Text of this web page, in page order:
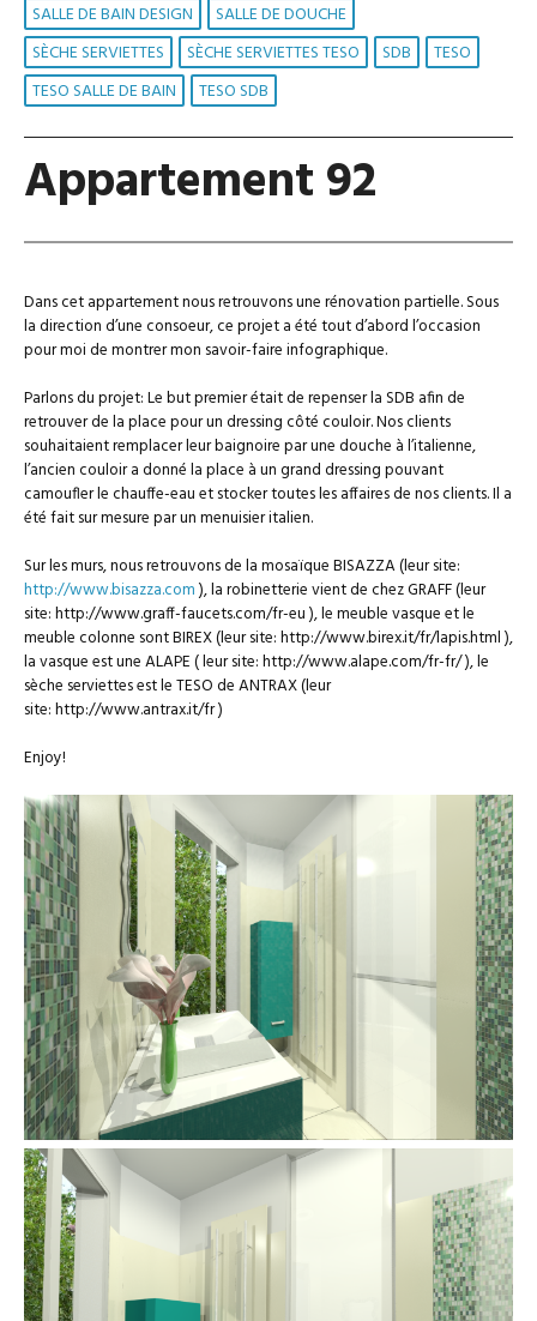
SALLE DE BAIN DESIGN
SALLE DE DOUCHE
SÈCHE SERVIETTES
SÈCHE SERVIETTES TESO SDB
TESO
TESO SALLE DE BAIN
TESO SDB
Appartement 92
Dans cet appartement nous retrouvons une rénovation partielle. Sous
la direction d’une consoeur, ce projet a été tout d’abord l’occasion
pour moi de montrer mon savoir-faire infographique.
Parlons du projet: Le but premier était de repenser la SDB afin de
retrouver de la place pour un dressing côté couloir. Nos clients
souhaitaient remplacer leur baignoire par une douche à l’italienne,
l’ancien couloir a donné la place à un grand dressing pouvant
camoufler le chauffe-eau et stocker toutes les affaires de nos clients. Il a
été fait sur mesure par un menuisier italien.
Sur les murs, nous retrouvons de la mosaïque BISAZZA (leur site:
http://www.bisazza.com), la robinetterie vient de chez GRAFF (leur
site: http://www.graff-faucets.com/fr-eu ), le meuble vasque et le
meuble colonne sont BIREX (leur site: http://www.birex.it/fr/lapis.html ),
la vasque est une ALAPE ( leur site: http://www.alape.com/fr-fr/ ), le
sèche serviettes est le TESO de ANTRAX (leur
site: http://www.antrax.it/fr )
Enjoy!